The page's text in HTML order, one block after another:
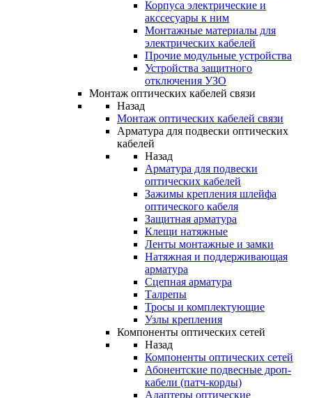
Корпуса электрические и
акссесуары к ним
Монтажные материалы для
электрических кабелей
Прочие модульные устройства
Устройства защитного
отключения УЗО
Монтаж оптических кабелей связи
Назад
Монтаж оптических кабелей связи
Арматура для подвески оптических
кабелей
Назад
Арматура для подвески
оптических кабелей
Зажимы крепления шлейфа
оптического кабеля
Защитная арматура
Клещи натяжные
Ленты монтажные и замки
Натяжная и поддерживающая
арматура
Сцепная арматура
Талрепы
Тросы и комплектующие
Узлы крепления
Компоненты оптических сетей
Назад
Компоненты оптических сетей
Абонентские подвесные дроп-
кабели (патч-корды)
Адаптеры оптические